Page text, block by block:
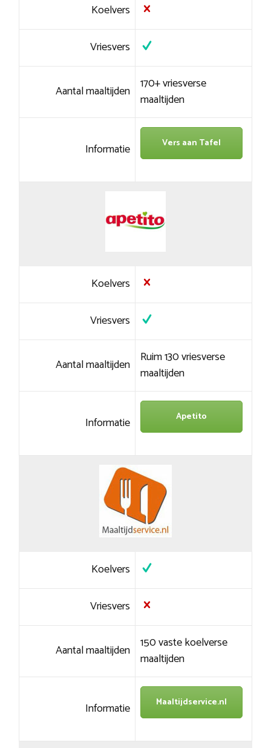
Koelvers
Vriesvers
Aantal maaltijden 170+ vriesverse
maaltijden
Informatie Vers aan Tafel
Koelvers
Vriesvers
Aantal maaltijden Ruim 130 vriesverse
maaltijden
Informatie Apetito
Koelvers
Vriesvers
Aantal maaltijden 150 vaste koelverse
maaltijden
Informatie Maaltijdservice.nl